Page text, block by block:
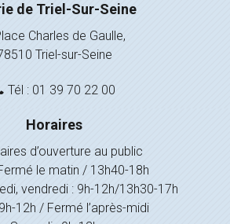
de Triel-Sur-Seine
Charles de Gaulle,
Triel-sur-Seine
Tél : 01 39 70 22 00
Horaires
d’ouverture au public
le matin / 13h40-18h
vendredi : 9h-12h/13h30-17h
12h / Fermé l’après-midi